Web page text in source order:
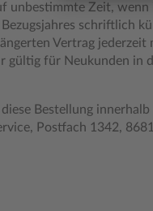
unbestimmte Zeit,
schriftlich
Vertrag jederzeit
gültig für Neukunden in
Bestellung
Postfach 1342,